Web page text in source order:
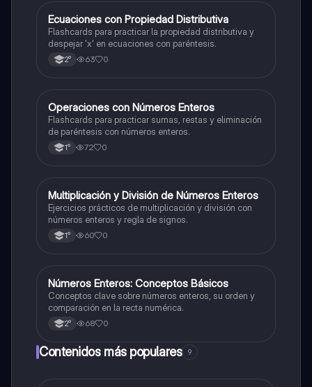
EMatemáticas
Ecuaciones con Propiedad Distributiva
Flashcards para practicar la propiedad distributiva y
despejar 'x' en ecuaciones con paréntesis.
2° 63 0
OMatemáticas
Operaciones con Números Enteros
Flashcards para practicar sumas, restas y eliminación
de paréntesis con números enteros.
1° 72 0
MMatemáticas
Multiplicación y División de Números Enteros
Ejercicios prácticos de multiplicación y división con
números enteros y regla de signos.
1° 60 0
NMatemáticas
Números Enteros: Conceptos Básicos
Conceptos clave sobre números enteros, su orden y
comparación en la recta numérica.
2° 68 0
Contenidos más populares 9